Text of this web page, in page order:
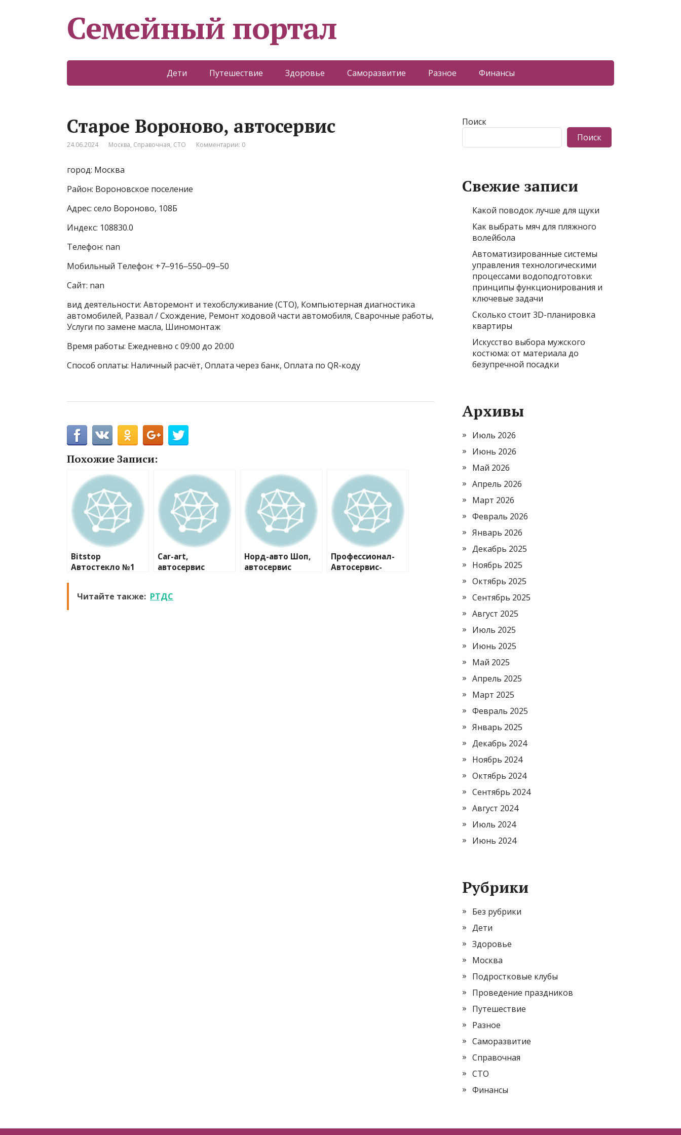
Семейный портал
Дети Путешествие Здоровье Саморазвитие Разное Финансы
Старое Вороново, автосервис
24.06.2024 Москва, Справочная, СТО Комментарии: 0
город: Москва
Район: Вороновское поселение
Адрес: село Вороново, 108Б
Индекс: 108830.0
Телефон: nan
Мобильный Телефон: +7‒916‒550‒09‒50
Сайт: nan
вид деятельности: Авторемонт и техобслуживание (СТО), Компьютерная диагностика
автомобилей, Развал / Схождение, Ремонт ходовой части автомобиля, Сварочные работы,
Услуги по замене масла, Шиномонтаж
Время работы: Ежедневно с 09:00 до 20:00
Способ оплаты: Наличный расчёт, Оплата через банк, Оплата по QR-коду
Похожие Записи:
Bitstop
Автостекло №1
Car-art,
автосервис
Норд-авто Шоп,
автосервис
Профессионал-
Автосервис-
Читайте также: РТДС
Поиск
Поиск
Свежие записи
Какой поводок лучше для щуки
Как выбрать мяч для пляжного
волейбола
Автоматизированные системы
управления технологическими
процессами водоподготовки:
принципы функционирования и
ключевые задачи
Сколько стоит 3D-планировка
квартиры
Искусство выбора мужского
костюма: от материала до
безупречной посадки
Архивы
Июль 2026
Июнь 2026
Май 2026
Апрель 2026
Март 2026
Февраль 2026
Январь 2026
Декабрь 2025
Ноябрь 2025
Октябрь 2025
Сентябрь 2025
Август 2025
Июль 2025
Июнь 2025
Май 2025
Апрель 2025
Март 2025
Февраль 2025
Январь 2025
Декабрь 2024
Ноябрь 2024
Октябрь 2024
Сентябрь 2024
Август 2024
Июль 2024
Июнь 2024
Рубрики
Без рубрики
Дети
Здоровье
Москва
Подростковые клубы
Проведение праздников
Путешествие
Разное
Саморазвитие
Справочная
СТО
Финансы